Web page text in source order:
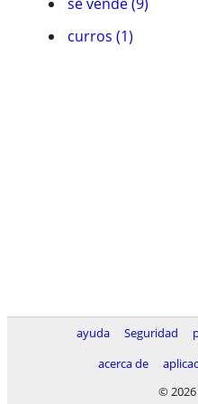
curros (1)
ayuda Seguridad
acerca de
©